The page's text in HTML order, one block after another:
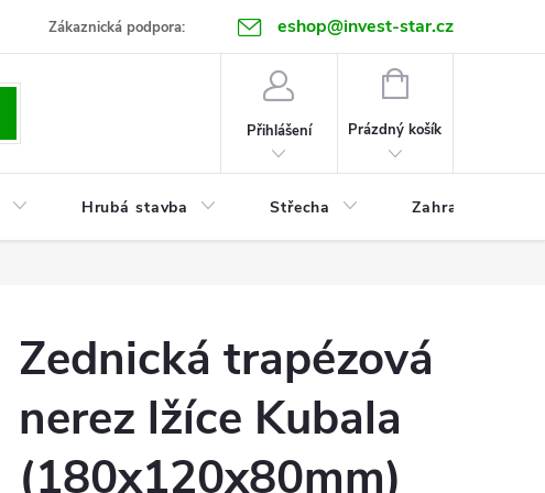
Zákaznická podpora: eshop@invest-star.cz
Kontakt
Přihlášení
NÁKUPNÍ
Prázdný košík
Hrubá stavba Střecha Zahrada
Zednická trapézová
nerez lžíce Kubala
(180x120x80mm)